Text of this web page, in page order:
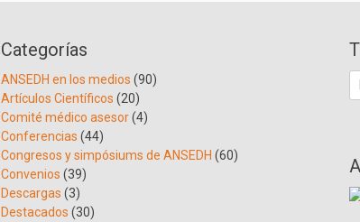
Categorías
ANSEDH en los medios (90)
Artículos Científicos (20)
Comité médico asesor(4)
Conferencias (44)
Congresos y simpósiums de ANSEDH (60)
Convenios (39)
Descargas (3)
Destacados (30)